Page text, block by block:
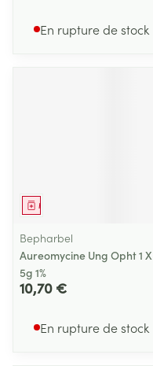
En rupture de stock
Médicament
Bepharbel
Aureomycine Ung Opht 1 X
5g 1%
10,70 €
En rupture de stock